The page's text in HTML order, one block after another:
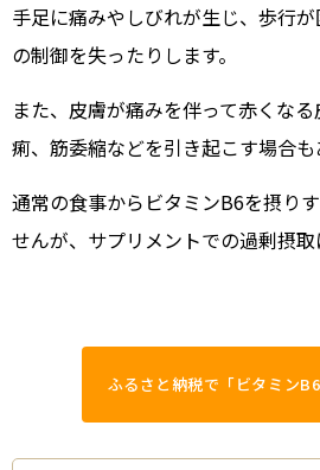
手足に痛みやしびれが生じ、歩行
の制御を失ったりします。
また、皮膚が痛みを伴って赤くな
痢、筋委縮などを引き起こす場合も
通常の食事からビタミンB6を摂り
せんが、サプリメントでの過剰摂取
ふるさと納税で「ビタミン